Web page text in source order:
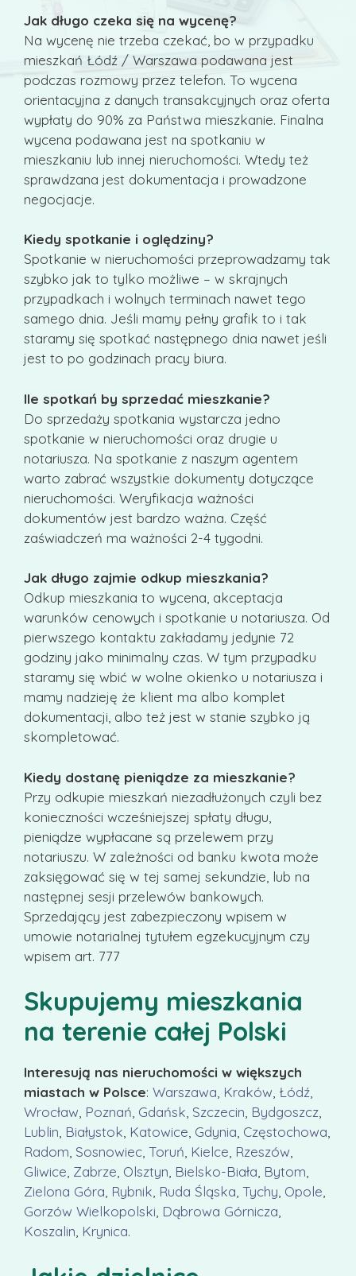
Jak długo czeka się na wycenę?
Na wycenę nie trzeba czekać, bo w przypadku
mieszkań Łódź / Warszawa podawana jest
podczas rozmowy przez telefon. To wycena
orientacyjna z danych transakcyjnych oraz oferta
wypłaty do 90% za Państwa mieszkanie. Finalna
wycena podawana jest na spotkaniu w
mieszkaniu lub innej nieruchomości. Wtedy też
sprawdzana jest dokumentacja i prowadzone
negocjacje.
Kiedy spotkanie i oględziny?
Spotkanie w nieruchomości przeprowadzamy tak
szybko jak to tylko możliwe – w skrajnych
przypadkach i wolnych terminach nawet tego
samego dnia. Jeśli mamy pełny grafik to i tak
staramy się spotkać następnego dnia nawet jeśli
jest to po godzinach pracy biura.
Ile spotkań by sprzedać mieszkanie?
Do sprzedaży spotkania wystarcza jedno
spotkanie w nieruchomości oraz drugie u
notariusza. Na spotkanie z naszym agentem
warto zabrać wszystkie dokumenty dotyczące
nieruchomości. Weryfikacja ważności
dokumentów jest bardzo ważna. Część
zaświadczeń ma ważności 2-4 tygodni.
Jak długo zajmie odkup mieszkania?
Odkup mieszkania to wycena, akceptacja
warunków cenowych i spotkanie u notariusza. Od
pierwszego kontaktu zakładamy jedynie 72
godziny jako minimalny czas. W tym przypadku
staramy się wbić w wolne okienko u notariusza i
mamy nadzieję że klient ma albo komplet
dokumentacji, albo też jest w stanie szybko ją
skompletować.
Kiedy dostanę pieniądze za mieszkanie?
Przy odkupie mieszkań niezadłużonych czyli bez
konieczności wcześniejszej spłaty długu,
pieniądze wypłacane są przelewem przy
notariuszu. W zależności od banku kwota może
zaksięgować się w tej samej sekundzie, lub na
następnej sesji przelewów bankowych.
Sprzedający jest zabezpieczony wpisem w
umowie notarialnej tytułem egzekucyjnym czy
wpisem art. 777
Skupujemy mieszkania
na terenie całej Polski
Interesują nas nieruchomości w większych
miastach w Polsce: Warszawa, Kraków, Łódź,
Wrocław, Poznań, Gdańsk, Szczecin, Bydgoszcz,
Lublin, Białystok, Katowice, Gdynia, Częstochowa,
Radom, Sosnowiec, Toruń, Kielce, Rzeszów,
Gliwice, Zabrze, Olsztyn, Bielsko-Biała, Bytom,
Zielona Góra, Rybnik, Ruda Śląska, Tychy, Opole,
Gorzów Wielkopolski, Dąbrowa Górnicza,
Koszalin, Krynica.